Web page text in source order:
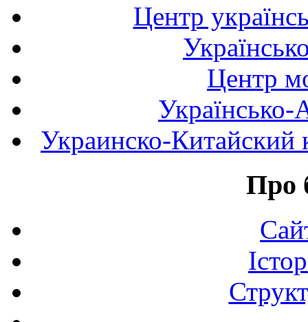
Центр
Центр
Українсько-
Украинско-Китайский
Про